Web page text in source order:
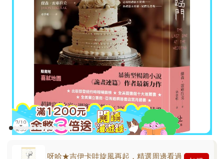
呀哈★吉伊卡哇旋風再起，精選周邊看過